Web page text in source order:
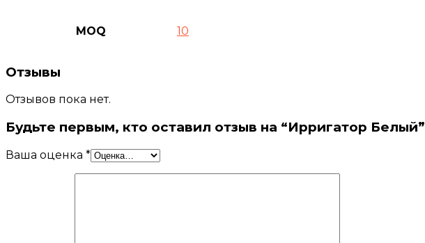
MOQ 10
Отзывы
Отзывов пока нет.
Будьте первым, кто оставил отзыв на “Ирригатор Белый”
Ваша оценка *